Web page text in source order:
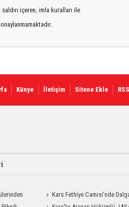
içeren, imla kuralları ile
Künye İletişim Sitene Ekle RSS
Kars Fethiye Camisi'nde